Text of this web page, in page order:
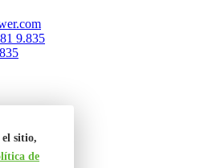
9.835
sitio,
de